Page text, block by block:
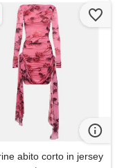
abito corto in jersey